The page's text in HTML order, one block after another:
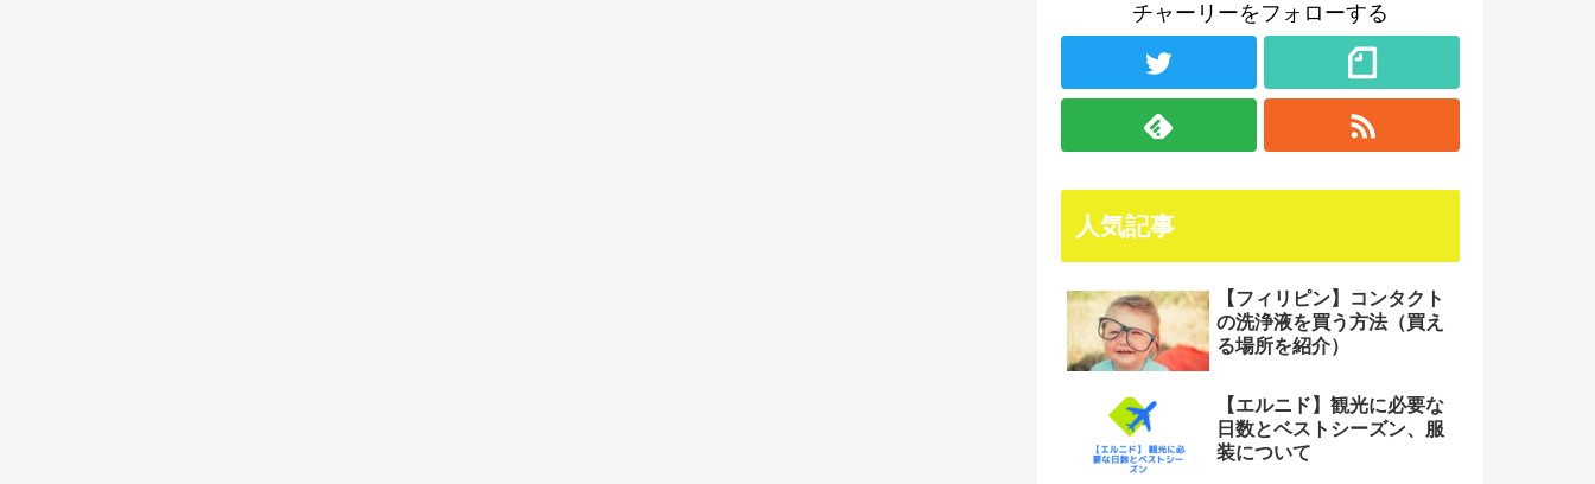
チャーリーをフォローする
人気記事
【フィリピン】コンタクト
の洗浄液を買う方法（買え
る場所を紹介）
【エルニド】観光に必要な
日数とベストシーズン、服
装について